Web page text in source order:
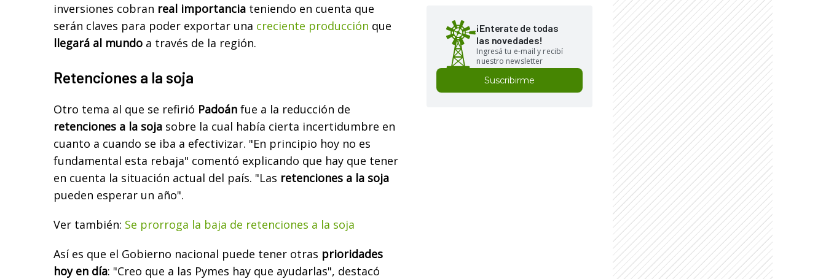
inversiones cobran real importancia teniendo en cuenta que
serán claves para poder exportar una creciente producción que
llegará al mundo a través de la región.
Retenciones a la soja
Otro tema al que se refirió Padoán fue a la reducción de
retenciones a la soja sobre la cual había cierta incertidumbre en
cuanto a cuando se iba a efectivizar. "En principio hoy no es
fundamental esta rebaja" comentó explicando que hay que tener
en cuenta la situación actual del país. "Las retenciones a la soja
pueden esperar un año".
Ver también: Se prorroga la baja de retenciones a la soja
Así es que el Gobierno nacional puede tener otras prioridades
hoy en día: "Creo que a las Pymes hay que ayudarlas", destacó
¡Enterate de todas
las novedades!
Ingresá tu e-mail y recibí
nuestro newsletter
Suscribirme